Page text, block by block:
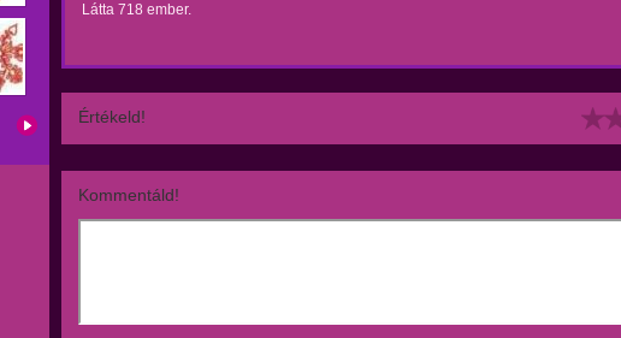
Látta 718 ember.
Értékeld!
Kommentáld!